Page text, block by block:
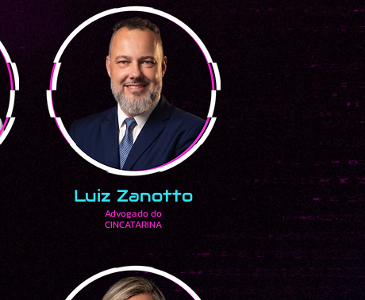
Luiz Zanotto
Advogado do
CINCATARINA